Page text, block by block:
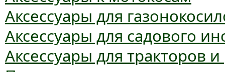
Аксессуары для
Аксессуары для садового
Аксессуары для тракторов